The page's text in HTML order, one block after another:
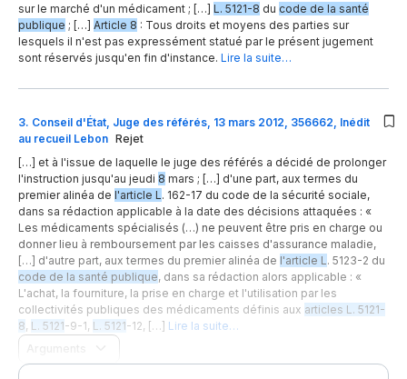
sur le marché d'un médicament ; […] L. 5121-8 du code de la santé
publique ; […] Article 8 : Tous droits et moyens des parties sur
lesquels il n'est pas expressément statué par le présent jugement
sont réservés jusqu'en fin d'instance. Lire la suite…
3. Conseil d'État, Juge des référés, 13 mars 2012, 356662, Inédit
au recueil Lebon Rejet
[…] et à l'issue de laquelle le juge des référés a décidé de prolonger
l'instruction jusqu'au jeudi 8 mars ; […] d'une part, aux termes du
premier alinéa de l'article L. 162-17 du code de la sécurité sociale,
dans sa rédaction applicable à la date des décisions attaquées : «
Les médicaments spécialisés (…) ne peuvent être pris en charge ou
donner lieu à remboursement par les caisses d'assurance maladie,
[…] d'autre part, aux termes du premier alinéa de l'article L. 5123-2 du
code de la santé publique, dans sa rédaction alors applicable : «
L'achat, la fourniture, la prise en charge et l'utilisation par les
collectivités publiques des médicaments définis aux articles L. 5121-
8, L. 5121-9-1, L. 5121-12, […] Lire la suite…
Arguments